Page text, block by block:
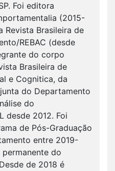
Foi editora
(2015-
Revista Brasileira de
REBAC (desde
do corpo
Brasileira de
e Cognitica, da
do Departamento
do
desde 2012. Foi
de Pós-Graduação
entre 2019-
do
de 2018 é